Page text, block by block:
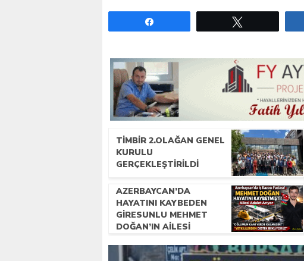
TİMBİR 2.OLAĞAN GENEL
KURULU
GERÇEKLEŞTIRILDI
AZERBAYCAN’DA
HAYATINI KAYBEDEN
GIRESUNLU MEHMET
DOĞAN’IN AILESI